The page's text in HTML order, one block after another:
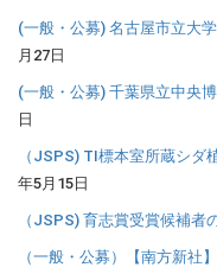
(一般・公募) 名古屋市立大
月27日
(一般・公募) 千葉県立中央
日
（JSPS) TI標本室所蔵シダ
年5月15日
（JSPS) 育志賞受賞候補者
（一般・公募）【南方新社